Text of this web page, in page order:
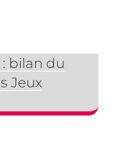
bilan du
Jeux